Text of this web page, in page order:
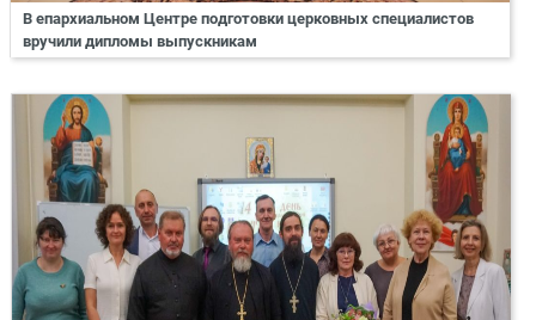
В епархиальном Центре подготовки церковных специалистов
вручили дипломы выпускникам